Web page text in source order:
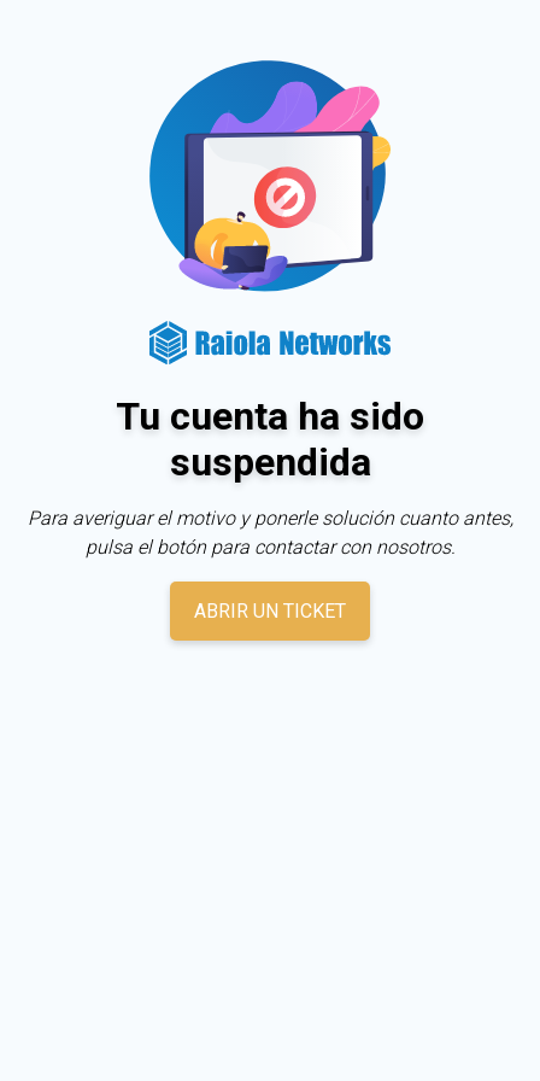
Tu cuenta ha sido
suspendida
Para averiguar el motivo y ponerle solución cuanto antes,
pulsa el botón para contactar con nosotros.
ABRIR UN TICKET